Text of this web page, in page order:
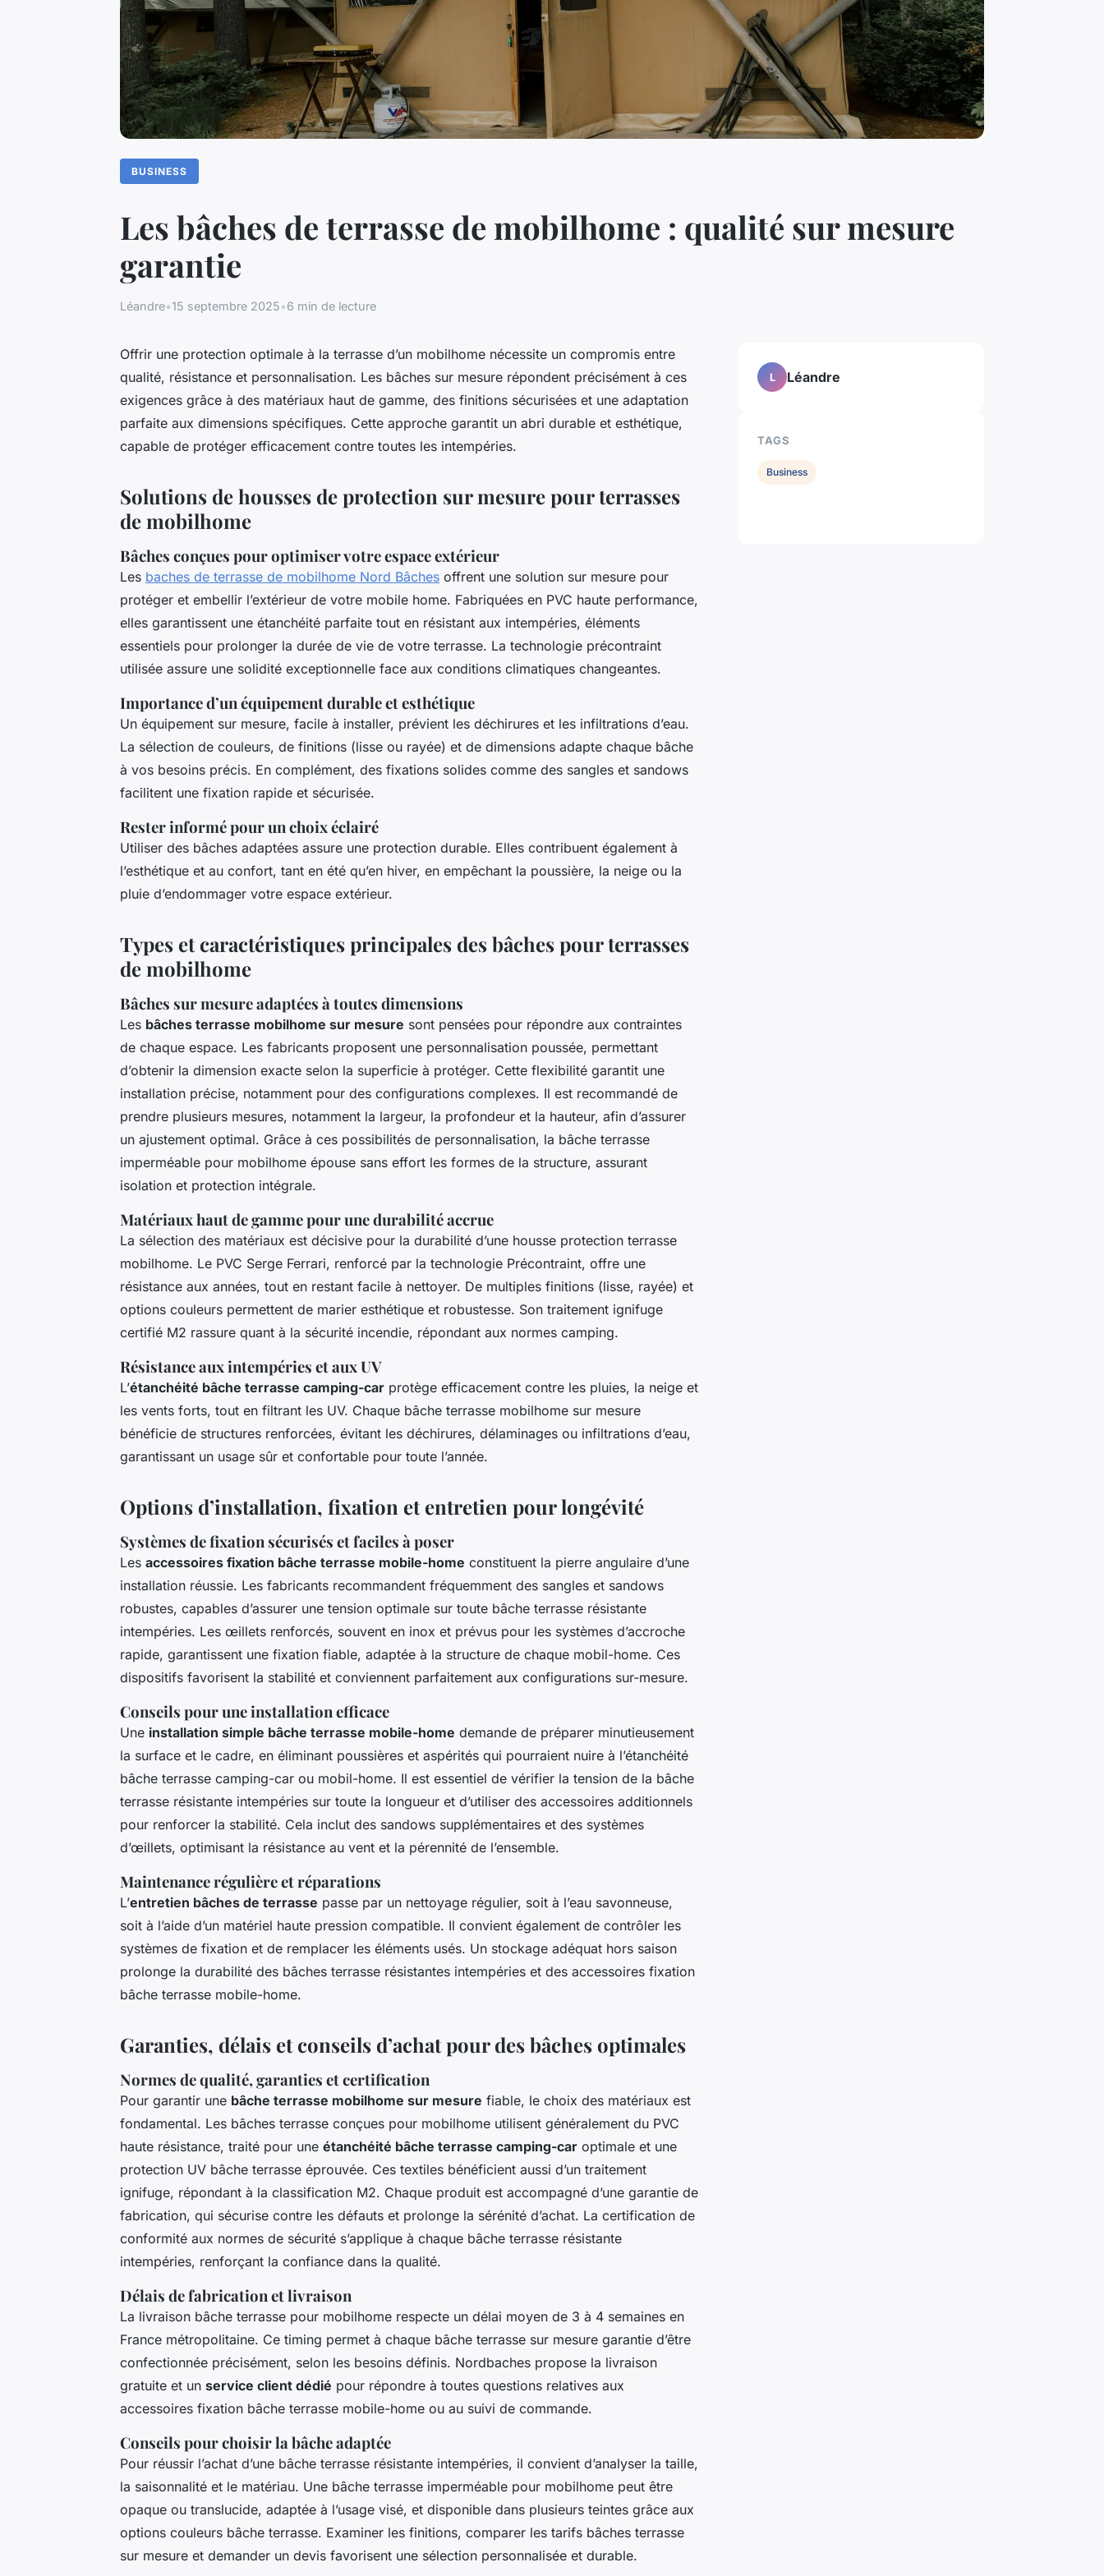
BUSINESS
Les bâches de terrasse de mobilhome : qualité sur mesure
garantie
Léandre•15 septembre 2025•6 min de lecture
Offrir une protection optimale à la terrasse d’un mobilhome nécessite un compromis entre
qualité, résistance et personnalisation. Les bâches sur mesure répondent précisément à ces
exigences grâce à des matériaux haut de gamme, des finitions sécurisées et une adaptation
parfaite aux dimensions spécifiques. Cette approche garantit un abri durable et esthétique,
capable de protéger efficacement contre toutes les intempéries.
Solutions de housses de protection sur mesure pour terrasses
de mobilhome
Bâches conçues pour optimiser votre espace extérieur
Les baches de terrasse de mobilhome Nord Bâches offrent une solution sur mesure pour
protéger et embellir l’extérieur de votre mobile home. Fabriquées en PVC haute performance,
elles garantissent une étanchéité parfaite tout en résistant aux intempéries, éléments
essentiels pour prolonger la durée de vie de votre terrasse. La technologie précontraint
utilisée assure une solidité exceptionnelle face aux conditions climatiques changeantes.
Importance d’un équipement durable et esthétique
Un équipement sur mesure, facile à installer, prévient les déchirures et les infiltrations d’eau.
La sélection de couleurs, de finitions (lisse ou rayée) et de dimensions adapte chaque bâche
à vos besoins précis. En complément, des fixations solides comme des sangles et sandows
facilitent une fixation rapide et sécurisée.
Rester informé pour un choix éclairé
Utiliser des bâches adaptées assure une protection durable. Elles contribuent également à
l’esthétique et au confort, tant en été qu’en hiver, en empêchant la poussière, la neige ou la
pluie d’endommager votre espace extérieur.
Types et caractéristiques principales des bâches pour terrasses
de mobilhome
Bâches sur mesure adaptées à toutes dimensions
Les bâches terrasse mobilhome sur mesure sont pensées pour répondre aux contraintes
de chaque espace. Les fabricants proposent une personnalisation poussée, permettant
d’obtenir la dimension exacte selon la superficie à protéger. Cette flexibilité garantit une
installation précise, notamment pour des configurations complexes. Il est recommandé de
prendre plusieurs mesures, notamment la largeur, la profondeur et la hauteur, afin d’assurer
un ajustement optimal. Grâce à ces possibilités de personnalisation, la bâche terrasse
imperméable pour mobilhome épouse sans effort les formes de la structure, assurant
isolation et protection intégrale.
Matériaux haut de gamme pour une durabilité accrue
La sélection des matériaux est décisive pour la durabilité d’une housse protection terrasse
mobilhome. Le PVC Serge Ferrari, renforcé par la technologie Précontraint, offre une
résistance aux années, tout en restant facile à nettoyer. De multiples finitions (lisse, rayée) et
options couleurs permettent de marier esthétique et robustesse. Son traitement ignifuge
certifié M2 rassure quant à la sécurité incendie, répondant aux normes camping.
Résistance aux intempéries et aux UV
L’étanchéité bâche terrasse camping-car protège efficacement contre les pluies, la neige et
les vents forts, tout en filtrant les UV. Chaque bâche terrasse mobilhome sur mesure
bénéficie de structures renforcées, évitant les déchirures, délaminages ou infiltrations d’eau,
garantissant un usage sûr et confortable pour toute l’année.
Options d’installation, fixation et entretien pour longévité
Systèmes de fixation sécurisés et faciles à poser
Les accessoires fixation bâche terrasse mobile-home constituent la pierre angulaire d’une
installation réussie. Les fabricants recommandent fréquemment des sangles et sandows
robustes, capables d’assurer une tension optimale sur toute bâche terrasse résistante
intempéries. Les œillets renforcés, souvent en inox et prévus pour les systèmes d’accroche
rapide, garantissent une fixation fiable, adaptée à la structure de chaque mobil-home. Ces
dispositifs favorisent la stabilité et conviennent parfaitement aux configurations sur-mesure.
Conseils pour une installation efficace
Une installation simple bâche terrasse mobile-home demande de préparer minutieusement
la surface et le cadre, en éliminant poussières et aspérités qui pourraient nuire à l’étanchéité
bâche terrasse camping-car ou mobil-home. Il est essentiel de vérifier la tension de la bâche
terrasse résistante intempéries sur toute la longueur et d’utiliser des accessoires additionnels
pour renforcer la stabilité. Cela inclut des sandows supplémentaires et des systèmes
d’œillets, optimisant la résistance au vent et la pérennité de l’ensemble.
Maintenance régulière et réparations
L’entretien bâches de terrasse passe par un nettoyage régulier, soit à l’eau savonneuse,
soit à l’aide d’un matériel haute pression compatible. Il convient également de contrôler les
systèmes de fixation et de remplacer les éléments usés. Un stockage adéquat hors saison
prolonge la durabilité des bâches terrasse résistantes intempéries et des accessoires fixation
bâche terrasse mobile-home.
Garanties, délais et conseils d’achat pour des bâches optimales
Normes de qualité, garanties et certification
Pour garantir une bâche terrasse mobilhome sur mesure fiable, le choix des matériaux est
fondamental. Les bâches terrasse conçues pour mobilhome utilisent généralement du PVC
haute résistance, traité pour une étanchéité bâche terrasse camping-car optimale et une
protection UV bâche terrasse éprouvée. Ces textiles bénéficient aussi d’un traitement
ignifuge, répondant à la classification M2. Chaque produit est accompagné d’une garantie de
fabrication, qui sécurise contre les défauts et prolonge la sérénité d’achat. La certification de
conformité aux normes de sécurité s’applique à chaque bâche terrasse résistante
intempéries, renforçant la confiance dans la qualité.
Délais de fabrication et livraison
La livraison bâche terrasse pour mobilhome respecte un délai moyen de 3 à 4 semaines en
France métropolitaine. Ce timing permet à chaque bâche terrasse sur mesure garantie d’être
confectionnée précisément, selon les besoins définis. Nordbaches propose la livraison
gratuite et un service client dédié pour répondre à toutes questions relatives aux
accessoires fixation bâche terrasse mobile-home ou au suivi de commande.
Conseils pour choisir la bâche adaptée
Pour réussir l’achat d’une bâche terrasse résistante intempéries, il convient d’analyser la taille,
la saisonnalité et le matériau. Une bâche terrasse imperméable pour mobilhome peut être
opaque ou translucide, adaptée à l’usage visé, et disponible dans plusieurs teintes grâce aux
options couleurs bâche terrasse. Examiner les finitions, comparer les tarifs bâches terrasse
sur mesure et demander un devis favorisent une sélection personnalisée et durable.
L Léandre
TAGS
Business